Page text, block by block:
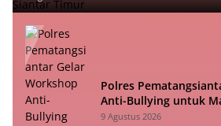
Polres
Anti-Bullying untuk
9 Agustus 2026